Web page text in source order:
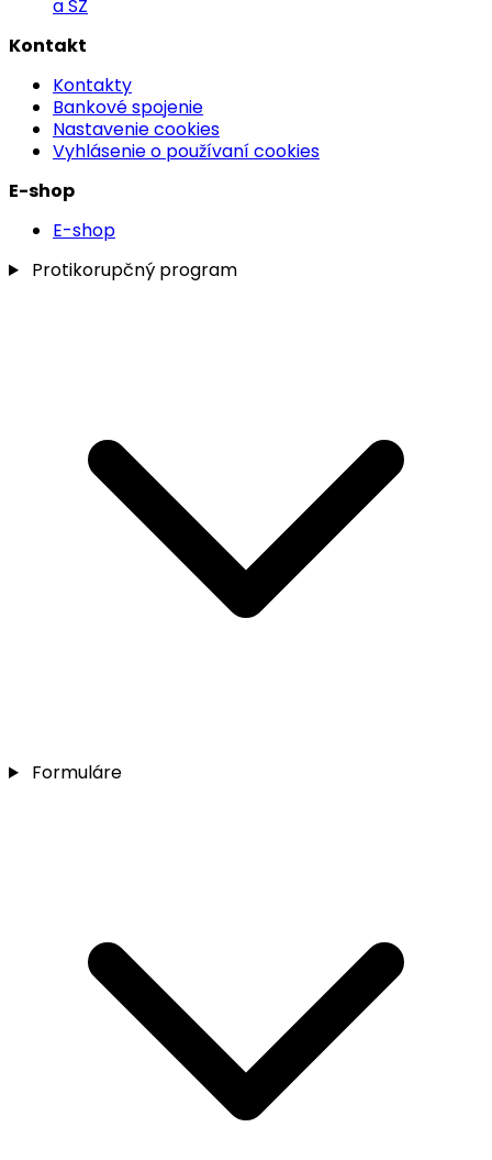
a SZ
Kontakt
Kontakty
Bankové spojenie
Nastavenie cookies
Vyhlásenie o používaní cookies
E-shop
E-shop
Protikorupčný program
Formuláre